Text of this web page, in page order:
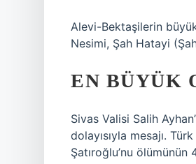
Alevi-Bektaşilerin
Nesimi, Şah Hatayi
EN BÜYÜK
Sivas Valisi Salih
dolayısıyla mesajı.
Şatıroğlu’nu ölümünün